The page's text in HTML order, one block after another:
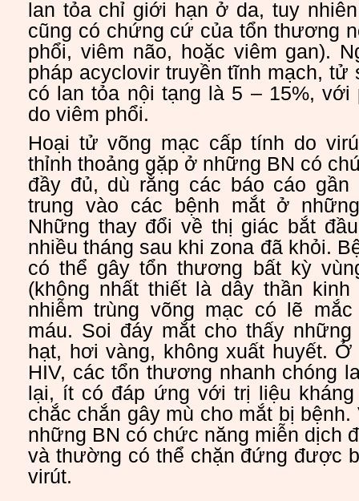
lan tỏa chỉ giới hạn ở da, tuy
cũng có chứng cứ của tổn thương
phổi, viêm não, hoặc viêm gan).
pháp acyclovir truyền tĩnh mạch, tử
có lan tỏa nội tạng là 5 – 15%,
do viêm phổi.
Hoại tử võng mạc cấp tính do
thỉnh thoảng gặp ở những BN có
đầy đủ, dù rằng các báo cáo
trung vào các bệnh mắt ở
Những thay đổi về thị giác bắt
nhiều tháng sau khi zona đã khỏi.
có thể gây tổn thương bất kỳ
(không nhất thiết là dây thần
nhiễm trùng võng mạc có lẽ
máu. Soi đáy mắt cho thấy
hạt, hơi vàng, không xuất huyết.
HIV, các tổn thương nhanh chóng
lại, ít có đáp ứng với trị liệu
chắc chắn gây mù cho mắt bị
những BN có chức năng miễn dịch
và thường có thể chặn đứng được
virút.